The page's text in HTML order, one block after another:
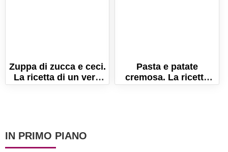
Zuppa di zucca e ceci.
La ricetta di un vero
comfort food!
Pasta e patate
cremosa. La ricetta
napoletana originale!
IN PRIMO PIANO